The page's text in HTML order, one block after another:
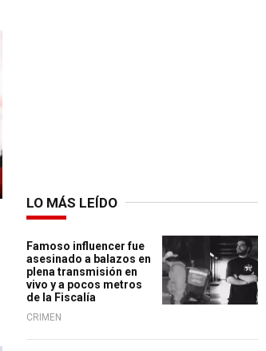
LO MÁS LEÍDO
Famoso influencer fue
asesinado a balazos en
plena transmisión en
vivo y a pocos metros
de la Fiscalía
CRIMEN